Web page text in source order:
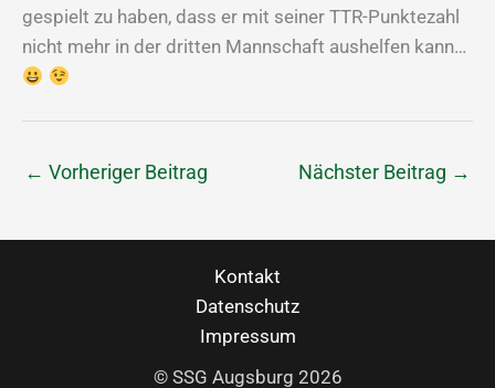
gespielt zu haben, dass er mit seiner TTR-Punktezahl
nicht mehr in der dritten Mannschaft aushelfen kann…
← Vorheriger Beitrag Nächster Beitrag →
Kontakt
Datenschutz
Impressum
© SSG Augsburg 2026